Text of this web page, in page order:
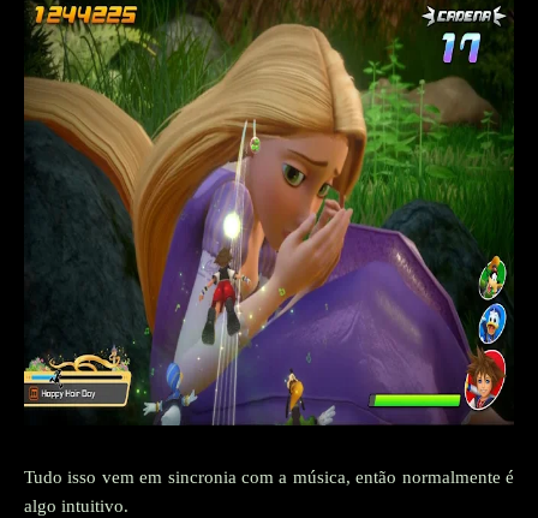
Tudo isso vem em sincronia com a música, então normalmente é
algo intuitivo.